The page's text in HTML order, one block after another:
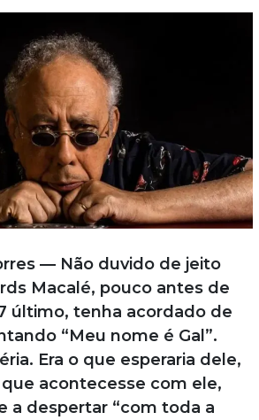
— Não duvido de jeito
Macalé, pouco antes de
último, tenha acordado de
“Meu nome é Gal”.
Era o que esperaria dele,
acontecesse com ele,
a despertar “com toda a